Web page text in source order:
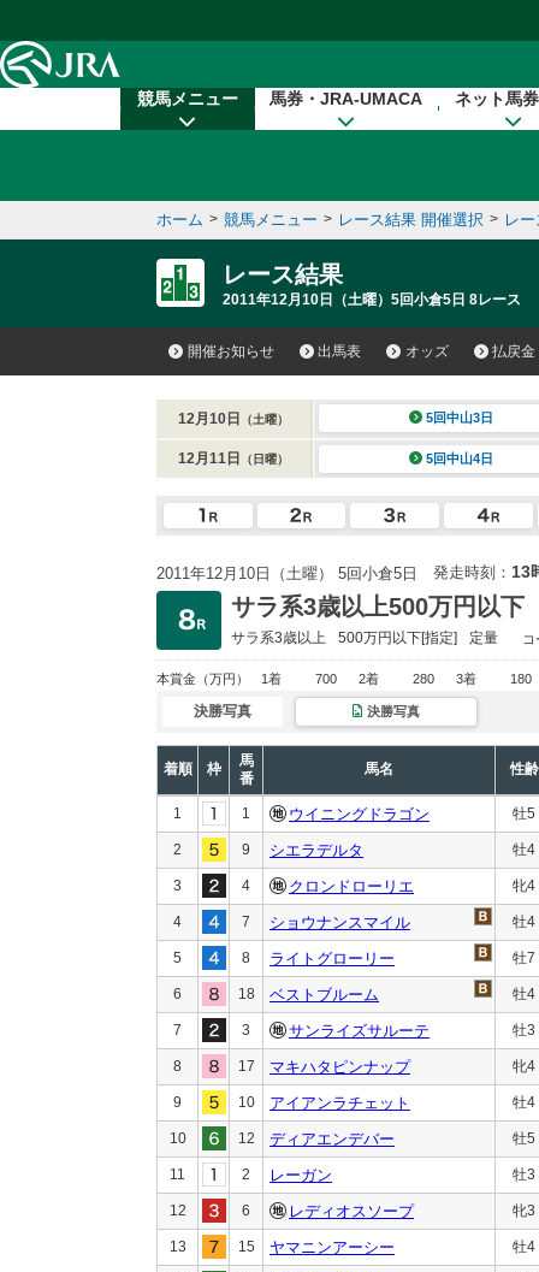
競馬メニュー 馬券・JRA-UMACA ネット馬
ホーム > 競馬メニュー > レース結果 開催選択 > レ
レース結果
2011年12月10日（土曜）5回小倉5日 8レース
開催お知らせ 出馬表 オッズ 払戻金
12月10日 （土曜） 5回中山3日
12月11日 （日曜） 5回中山4日
2011年12月10日（土曜） 5回小倉5日 発走時刻： 13
サラ系3歳以上500万円以下
サラ系3歳以上 500万円以下[指定] 定量
本賞金 （万円） 1着 700 2着 280 3着 180
決勝写真 決勝写真
着順 枠
馬
番
馬名 性齢
1 1 ウイニングドラゴン 牡5
2 9 シエラデルタ 牡4
3 4 クロンドローリエ 牝4
4 7 ショウナンスマイル 牡4
5 8 ライトグローリー 牡7
6 18 ベストブルーム 牡4
7 3 サンライズサルーテ 牡3
8 17 マキハタピンナップ 牝4
9 10 アイアンラチェット 牡4
10 12 ディアエンデバー 牡5
11 2 レーガン 牡3
12 6 レディオスソープ 牝3
13 15 ヤマニンアーシー 牡4